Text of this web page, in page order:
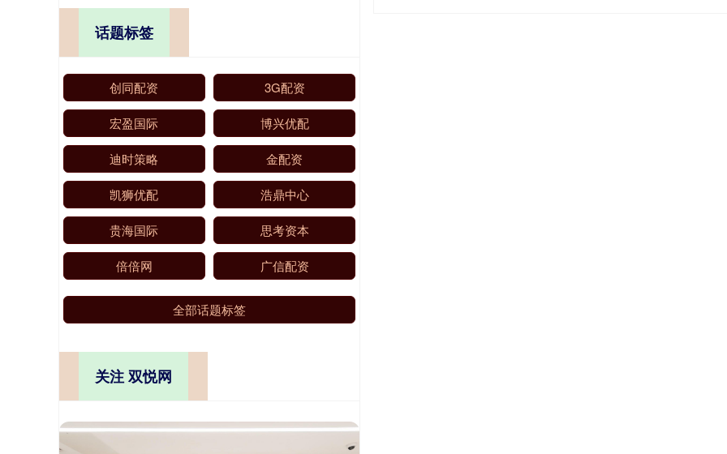
话题标签
创同配资 3G配资
宏盈国际 博兴优配
迪时策略 金配资
凯狮优配 浩鼎中心
贵海国际 思考资本
倍倍网 广信配资
全部话题标签
关注 双悦网